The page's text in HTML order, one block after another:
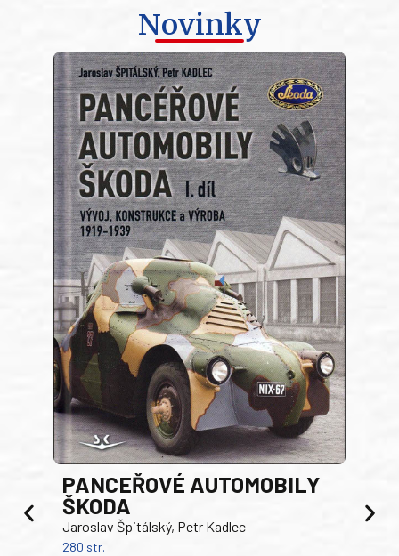
Novinky
PANCEŘOVÉ AUTOMOBILY
ŠKODA
Jaroslav Špitálský, Petr Kadlec
280 str.